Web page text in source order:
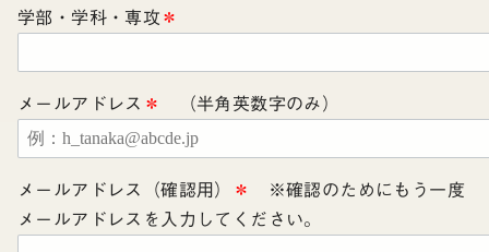
学部・学科・専攻 ＊
メールアドレス ＊ （半角英数字のみ）
メールアドレス（確認用） ＊
※確認のためにもう一度
メールアドレスを入力してください。